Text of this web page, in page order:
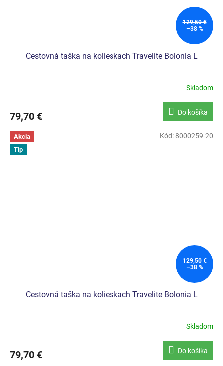
129,50 €
–38 %
Cestovná taška na kolieskach Travelite Bolonia L
Skladom
79,70 € Do košíka
Akcia
Tip
129,50 €
–38 %
Cestovná taška na kolieskach Travelite Bolonia L
Skladom
79,70 € Do košíka
Kód: 8000259-20